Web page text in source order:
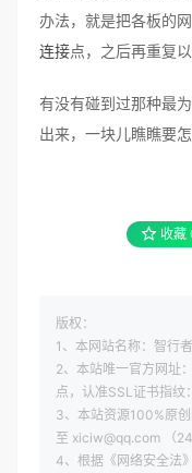
办法，就是把各板的
连接点，之后再重复
有没有碰到过那种最
出来，一块儿瞧瞧要怎
收藏
版权：
1、本网站名称：智行
2、本站唯一官方网址
点，认准SSL证书指纹
3、本站资源100%原
至 xiciw@qq.com （24
4、根据《网络安全法